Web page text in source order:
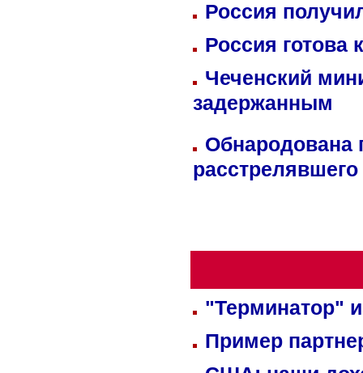
Россия
Россия готова
Чеченский
задержанным
Обнародована
"Терминатор"
Пример